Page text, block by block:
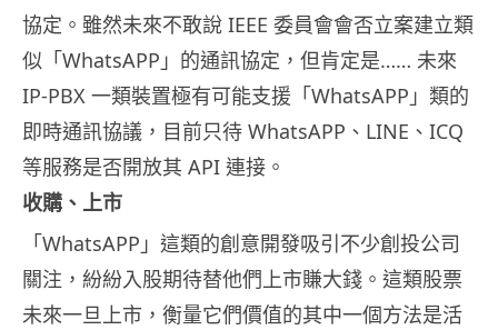
協定。雖然未來不敢說 IEEE 委員會會否立案建立類
似「WhatsAPP」的通訊協定，但肯定是…… 未來
IP-PBX 一類裝置極有可能支援「WhatsAPP」類的
即時通訊協議，目前只待 WhatsAPP、LINE、ICQ
等服務是否開放其 API 連接。
收購、上市
「WhatsAPP」這類的創意開發吸引不少創投公司
關注，紛紛入股期待替他們上市賺大錢。這類股票
未來一旦上市，衡量它們價值的其中一個方法是活